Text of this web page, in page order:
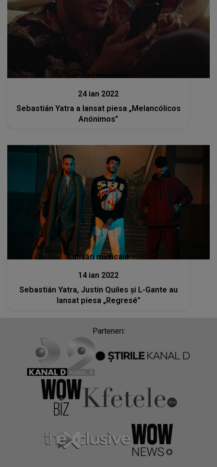
Lansări muzicale
24 ian 2022
Sebastián Yatra a lansat piesa „Melancólicos
Anónimos”
Lansări muzicale
14 ian 2022
Sebastián Yatra, Justin Quiles și L-Gante au
lansat piesa „Regresé”
Parteneri: